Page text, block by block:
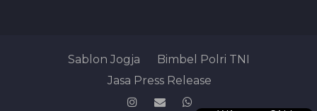
Sablon Jogja
Bimbel Polri TNI
Jasa Press Release